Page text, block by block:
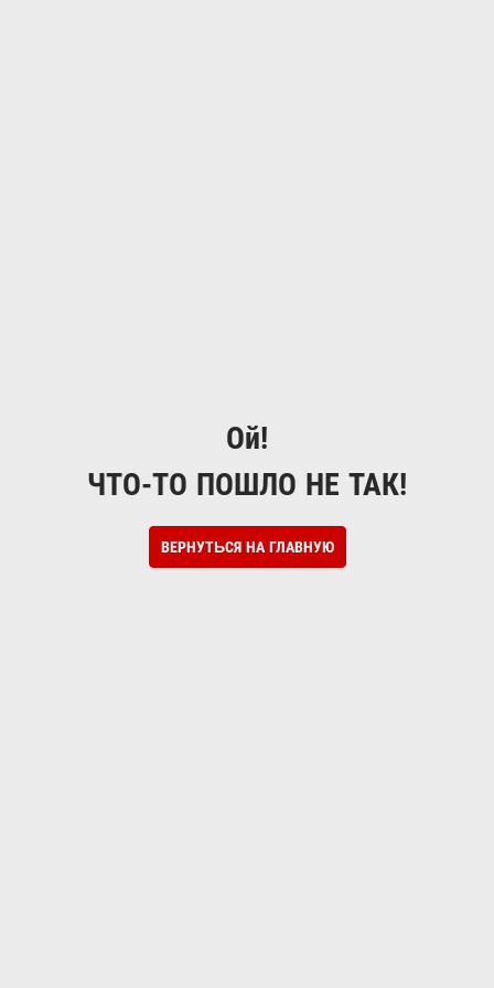
Ой!
ЧТО-ТО ПОШЛО НЕ ТАК!
ВЕРНУТЬСЯ НА ГЛАВНУЮ